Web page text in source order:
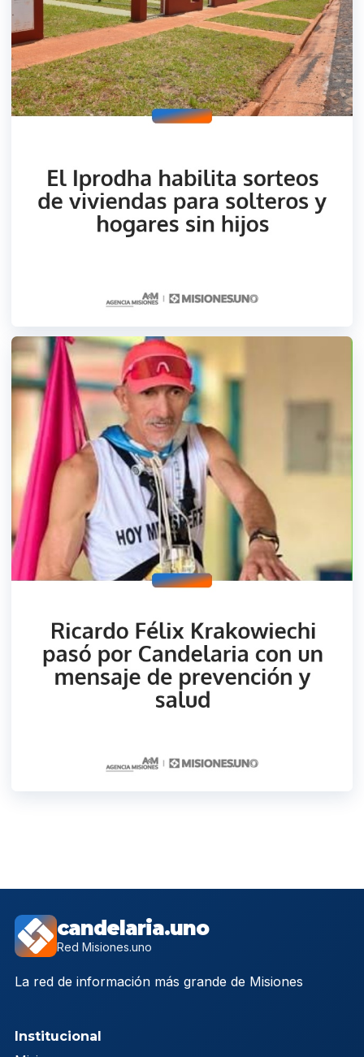
candelaria.uno
Red Misiones.uno
La red de información más grande de Misiones
Institucional